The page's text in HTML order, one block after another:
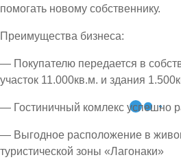
помогать новому собственнику.
Преимущества бизнеса:
— Покупателю передается в
участок 11.000кв.м. и здания
— Гостиничный комлекс успешно
— Выгодное расположение в
туристической зоны «Лагонаки»